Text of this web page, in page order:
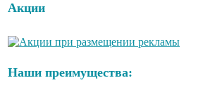
Акции
Наши преимущества: